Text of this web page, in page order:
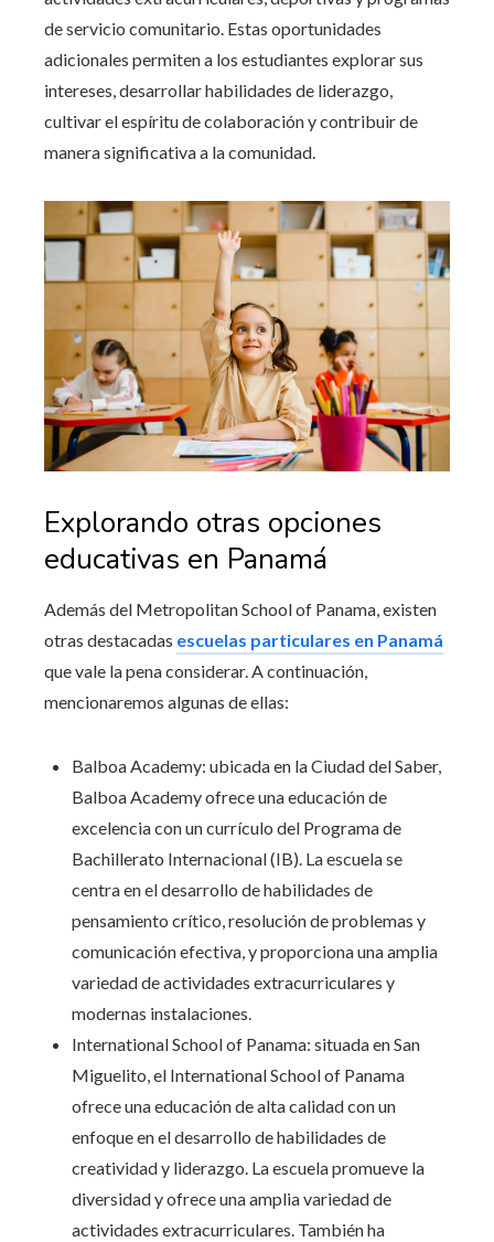
de servicio comunitario. Estas oportunidades
adicionales permiten a los estudiantes explorar sus
intereses, desarrollar habilidades de liderazgo,
cultivar el espíritu de colaboración y contribuir de
manera significativa a la comunidad.
Explorando otras opciones
educativas en Panamá
Además del Metropolitan School of Panama, existen
otras destacadas escuelas particulares en Panamá
que vale la pena considerar. A continuación,
mencionaremos algunas de ellas:
Balboa Academy: ubicada en la Ciudad del Saber,
Balboa Academy ofrece una educación de
excelencia con un currículo del Programa de
Bachillerato Internacional (IB). La escuela se
centra en el desarrollo de habilidades de
pensamiento crítico, resolución de problemas y
comunicación efectiva, y proporciona una amplia
variedad de actividades extracurriculares y
modernas instalaciones.
International School of Panama: situada en San
Miguelito, el International School of Panama
ofrece una educación de alta calidad con un
enfoque en el desarrollo de habilidades de
creatividad y liderazgo. La escuela promueve la
diversidad y ofrece una amplia variedad de
actividades extracurriculares. También ha